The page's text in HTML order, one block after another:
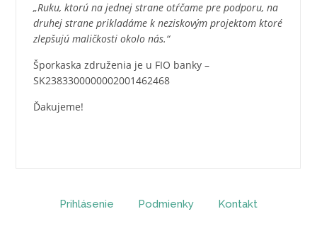
„Ruku, ktorú na jednej strane otŕčame pre podporu, na
druhej strane prikladáme k neziskovým projektom ktoré
zlepšujú maličkosti okolo nás.“
Šporkaska združenia je u FIO banky –
SK2383300000002001462468
Ďakujeme!
Prihlásenie Podmienky Kontakt